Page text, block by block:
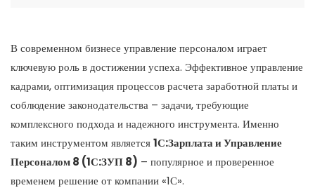
В современном бизнесе управление персоналом играет
ключевую роль в достижении успеха. Эффективное управление
кадрами, оптимизация процессов расчета заработной платы и
соблюдение законодательства – задачи, требующие
комплексного подхода и надежного инструмента. Именно
таким инструментом является1С:Зарплата и Управление
Персоналом 8 (1С:ЗУП 8) – популярное и проверенное
временем решение от компании «1С».